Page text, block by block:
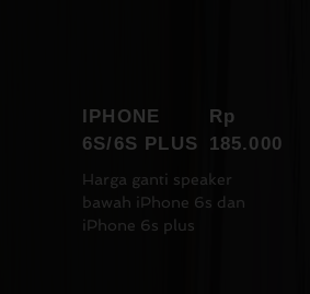
IPHONE
6S/6S PLUS
Rp
185.000
Harga ganti speaker
bawah iPhone 6s dan
iPhone 6s plus